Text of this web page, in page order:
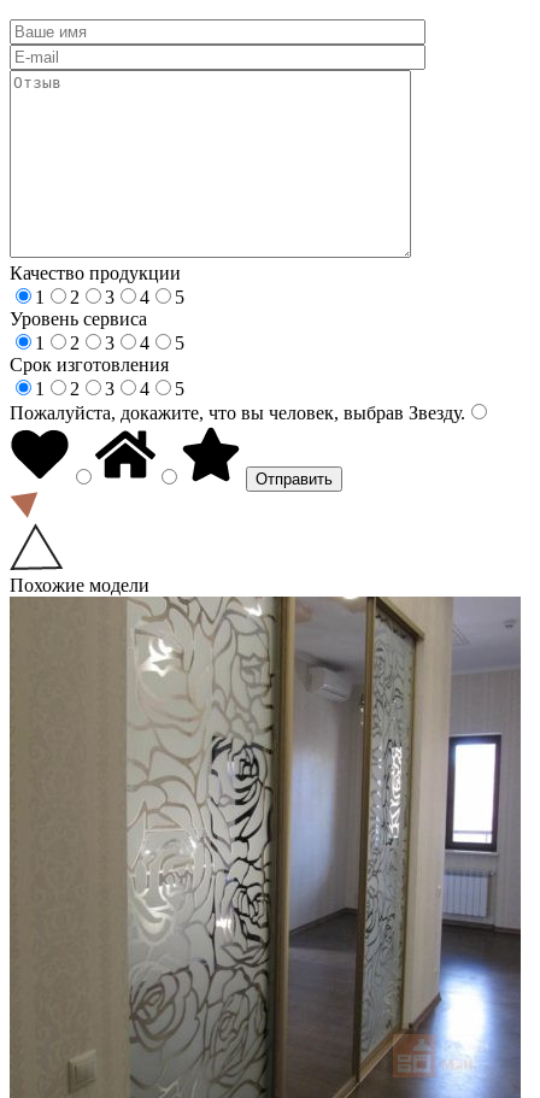
Качество продукции
1
2 3 4
5
Уровень сервиса
1
2 3 4
5
Срок изготовления
1
2 3 4
5
Пожалуйста, докажите, что вы человек, выбрав Звезду.
Похожие модели